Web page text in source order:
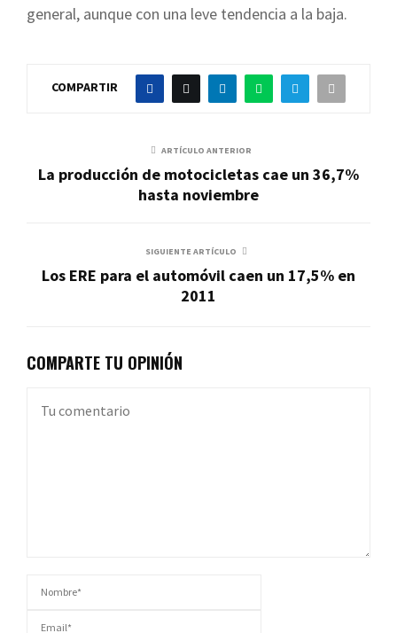
general, aunque con una leve tendencia a la baja.
COMPARTIR
ARTÍCULO ANTERIOR
La producción de motocicletas cae un 36,7%
hasta noviembre
SIGUIENTE ARTÍCULO
Los ERE para el automóvil caen un 17,5% en
2011
COMPARTE TU OPINIÓN